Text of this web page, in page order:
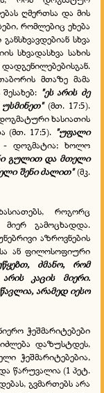
ღმერთსა და მის
რომლებიც ეხება
სხვა
სხვადასხვა სახის
მთაზე მამა
"ეს არის ძე
უსმინეთ"(მთ. 17:5).
ხასიათის
(მთ. 17:5). "უფალი
- დოგმატია; ხოლო
გულით და მთელი
შენი ძალით" (მკ.
როგორც
გამოცხადდა.
აზროვნების
ან ფილოსოფიური
ძმანო, რომ
კაცის მიერი.
არამედ იესო
ჭეშმარიტებები
დაზუსტდეს,
ჭეშმარიტებებია,
წარუვალია (1 პეტ.
გვმართებს არა